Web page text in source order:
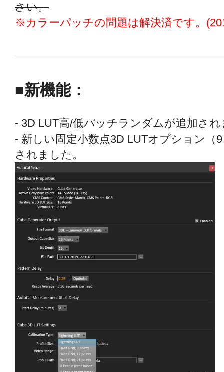
さい。
※カラーパッチの問題は解決済です。
■新機能：
- 3D LUT高/低パッチランダムが追加さ
- 新しい固定小数点3D LUTオプション（
されました。